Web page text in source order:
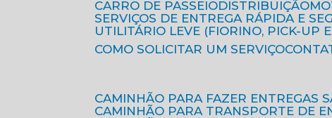
CARRO DE PASSEIO
DISTRIBUIÇÃO
SERVIÇOS DE ENTREGA RÁPIDA E
UTILITÁRIO LEVE (FIORINO, PICK-UP
COMO SOLICITAR UM SERVIÇO
CAMINHÃO PARA FAZER ENTREGAS
CAMINHÃO PARA TRANSPORTE DE